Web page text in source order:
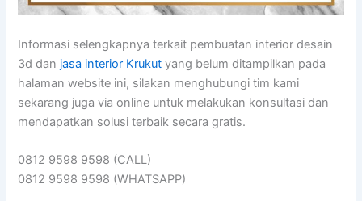
Informasi selengkapnya terkait pembuatan interior desain
3d dan jasa interior Krukut yang belum ditampilkan pada
halaman website ini, silakan menghubungi tim kami
sekarang juga via online untuk melakukan konsultasi dan
mendapatkan solusi terbaik secara gratis.
0812 9598 9598 (CALL)
0812 9598 9598 (WHATSAPP)